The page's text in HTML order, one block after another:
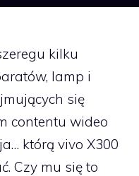
kilku
lamp i
się
contentu wideo
którą vivo X300
Czy mu się to